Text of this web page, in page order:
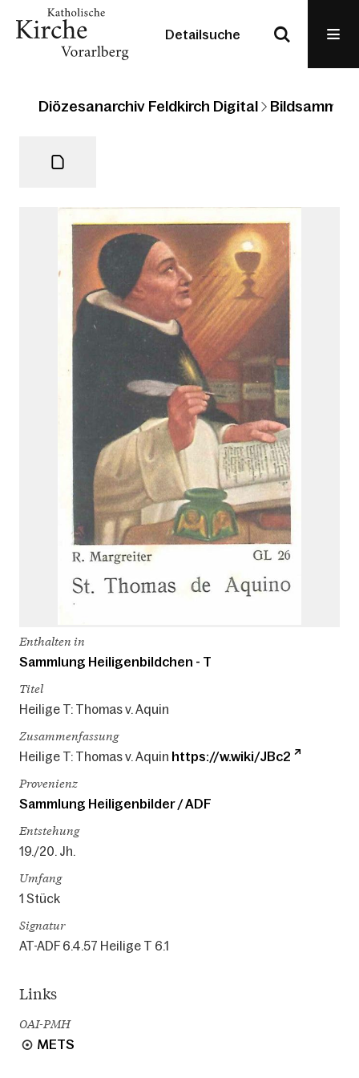
Detailsuche
Diözesanarchiv Feldkirch Digital
Enthalten in
Sammlung Heiligenbildchen - T
Titel
Heilige T: Thomas v. Aquin
Zusammenfassung
Heilige T: Thomas v. Aquin https://w.wiki/JBc2
Provenienz
Sammlung Heiligenbilder / ADF
Entstehung
19./20. Jh.
Umfang
1 Stück
Signatur
AT-ADF 6.4.57 Heilige T 6.1
Links
OAI-PMH
METS